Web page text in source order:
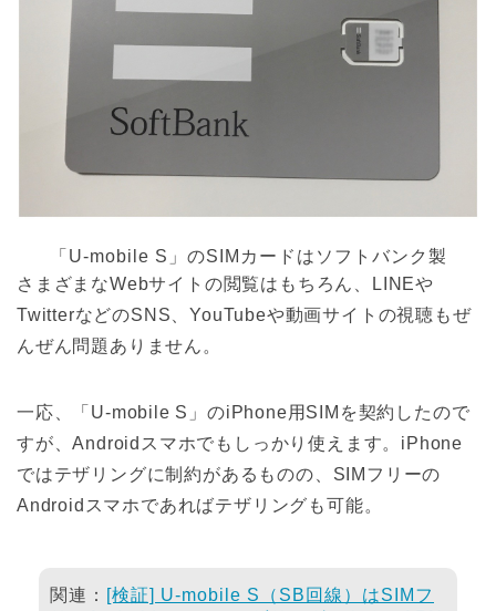
「U-mobile S」のSIMカードはソフトバンク製
さまざまなWebサイトの閲覧はもちろん、LINEや
TwitterなどのSNS、YouTubeや動画サイトの視聴もぜ
んぜん問題ありません。
一応、「U-mobile S」のiPhone用SIMを契約したので
すが、Androidスマホでもしっかり使えます。iPhone
ではテザリングに制約があるものの、SIMフリーの
Androidスマホであればテザリングも可能。
関連： [検証] U-mobile S（SB回線）はSIMフ